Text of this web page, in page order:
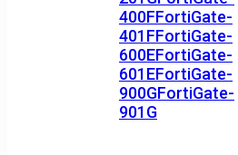
400FFortiGate-
401FFortiGate-
600EFortiGate-
601EFortiGate-
900GFortiGate-
901G